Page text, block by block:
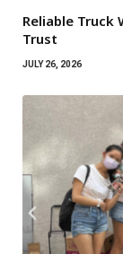
Reliable Truck
Trust
JULY 26, 2026